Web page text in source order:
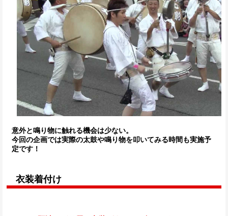
意外と鳴り物に触れる機会は少ない。
今回の企画では実際の太鼓や鳴り物を叩いてみる時間も実施予
定です！
衣装着付け